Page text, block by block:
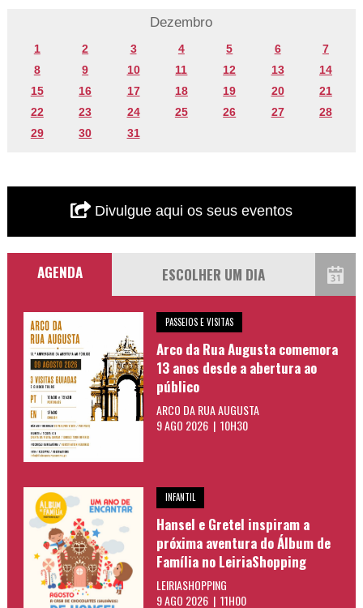
Dezembro
1 2 3 4 5 6
7
8
9 10 11 12 13
14
15
16 17 18 19 20
21
22
23 24 25 26 27
28
29
30 31
Divulgue aqui os seus eventos
AGENDA
PASSEIOS E VISITAS
Arco da Rua Augusta comemora
13 anos desde a abertura ao
público
ARCO DA RUA AUGUSTA
9 AGO 2026 | 10H30
INFANTIL
Hansel e Gretel inspiram a
próxima aventura do Álbum de
Família no LeiriaShopping
LEIRIASHOPPING
9 AGO 2026 | 11H00